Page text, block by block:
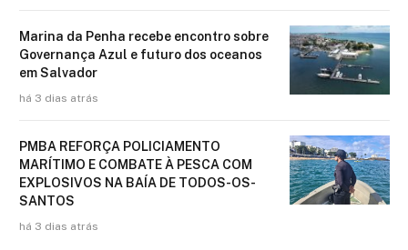
Marina da Penha recebe encontro sobre
Governança Azul e futuro dos oceanos
em Salvador
há 3 dias atrás
PMBA REFORÇA POLICIAMENTO
MARÍTIMO E COMBATE À PESCA COM
EXPLOSIVOS NA BAÍA DE TODOS-OS-
SANTOS
há 3 dias atrás